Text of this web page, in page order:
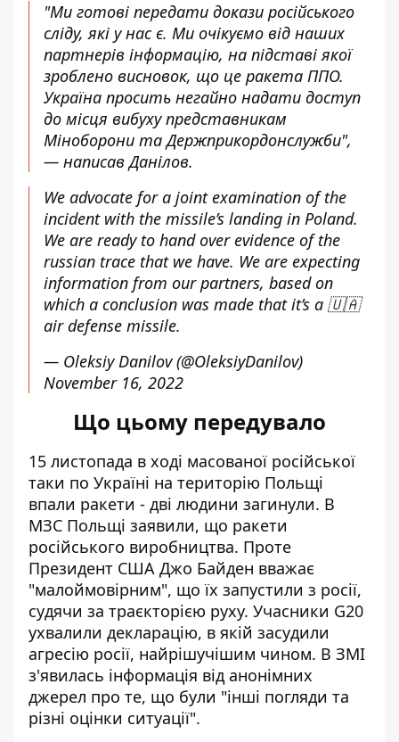
"Ми готові передати докази російського
сліду, які у нас є. Ми очікуємо від наших
партнерів інформацію, на підставі якої
зроблено висновок, що це ракета ППО.
Україна просить негайно надати доступ
до місця вибуху представникам
Міноборони та Держприкордонслужби",
— написав Данілов.
We advocate for a joint examination of the
incident with the missile’s landing in Poland.
We are ready to hand over evidence of the
russian trace that we have. We are expecting
information from our partners, based on
which a conclusion was made that it’s a 🇺🇦
air defense missile.
— Oleksiy Danilov (@OleksiyDanilov)
November 16, 2022
Що цьому передувало
15 листопада в ході масованої російської
таки по Україні на територію Польщі
впали ракети - дві людини загинули. В
МЗС Польщі заявили, що ракети
російського виробництва. Проте
Президент США Джо Байден вважає
"малоймовірним", що їх запустили з росії,
судячи за траєкторією руху. Учасники G20
ухвалили декларацію, в якій засудили
агресію росії, найрішучішим чином. В ЗМІ
з'явилась інформація від анонімних
джерел про те, що були "інші погляди та
різні оцінки ситуації".